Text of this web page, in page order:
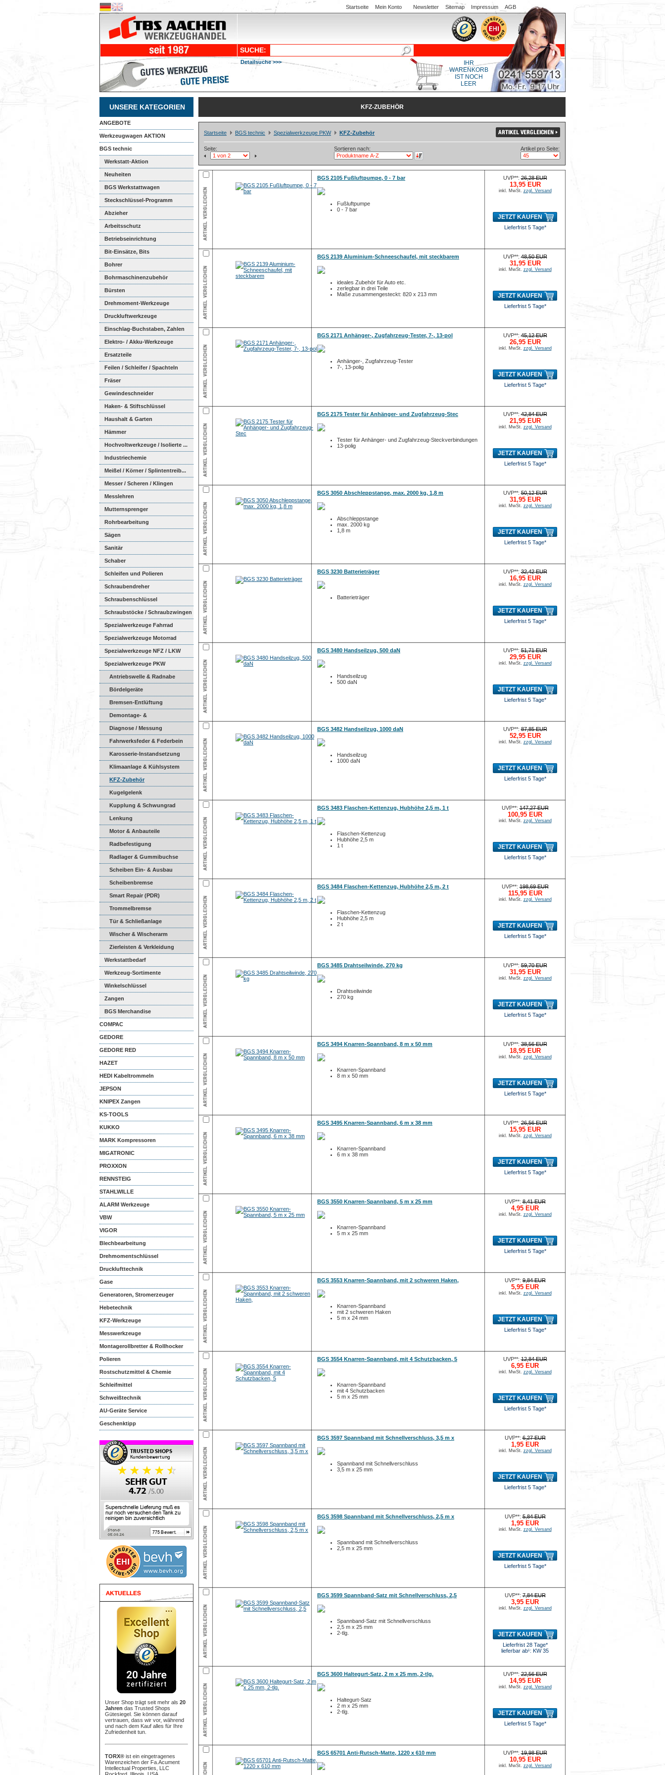
Startseite Mein Konto Newsletter Sitemap Impressum AGB
SUCHE:
Detailsuche >>>
IHR
WARENKORB
IST NOCH
LEER
UNSERE KATEGORIEN
ANGEBOTE
Werkzeugwagen AKTION
BGS technic
Werkstatt-Aktion
Neuheiten
BGS Werkstattwagen
Steckschlüssel-Programm
Abzieher
Arbeitsschutz
Betriebseinrichtung
Bit-Einsätze, Bits
Bohrer
Bohrmaschinenzubehör
Bürsten
Drehmoment-Werkzeuge
Druckluftwerkzeuge
Einschlag-Buchstaben, Zahlen
Elektro- / Akku-Werkzeuge
Ersatzteile
Feilen / Schleifer / Spachteln
Fräser
Gewindeschneider
Haken- & Stiftschlüssel
Haushalt & Garten
Hämmer
Hochvoltwerkzeuge / Isolierte ...
Industriechemie
Meißel / Körner / Splintentreib...
Messer / Scheren / Klingen
Messlehren
Mutternsprenger
Rohrbearbeitung
Sägen
Sanitär
Schaber
Schleifen und Polieren
Schraubendreher
Schraubenschlüssel
Schraubstöcke / Schraubzwingen
Spezialwerkzeuge Fahrrad
Spezialwerkzeuge Motorrad
Spezialwerkzeuge NFZ / LKW
Spezialwerkzeuge PKW
Antriebswelle & Radnabe
Bördelgeräte
Bremsen-Entlüftung
Demontage- &
Montagewerkzeuge
Diagnose / Messung
Fahrwerksfeder & Federbein
Karosserie-Instandsetzung
Klimaanlage & Kühlsystem
KFZ-Zubehör
Kugelgelenk
Kupplung & Schwungrad
Lenkung
Motor & Anbauteile
Radbefestigung
Radlager & Gummibuchse
Scheiben Ein- & Ausbau
Scheibenbremse
Smart Repair (PDR)
Trommelbremse
Tür & Schließanlage
Wischer & Wischerarm
Zierleisten & Verkleidung
Werkstattbedarf
Werkzeug-Sortimente
Winkelschlüssel
Zangen
BGS Merchandise
COMPAC
GEDORE
GEDORE RED
HAZET
HEDI Kabeltrommeln
JEPSON
KNIPEX Zangen
KS-TOOLS
KUKKO
MARK Kompressoren
MIGATRONIC
PROXXON
RENNSTEIG
STAHLWILLE
ALARM Werkzeuge
VBW
VIGOR
Blechbearbeitung
Drehmomentschlüssel
Drucklufttechnik
Gase
Generatoren, Stromerzeuger
Hebetechnik
KFZ-Werkzeuge
Messwerkzeuge
Montagerollbretter & Rollhocker
Polieren
Rostschutzmittel & Chemie
Schleifmittel
Schweißtechnik
AU-Geräte Service
Geschenktipp
Unser Shop trägt seit mehr als 20
Jahren das Trusted Shops
Gütesiegel. Sie können darauf
vertrauen, dass wir vor, während
und nach dem Kauf alles für Ihre
Zufriedenheit tun.
TORX® ist ein eingetragenes
Warenzeichen der Fa.Acument
Intellectual Properties, LLC
KFZ-ZUBEHÖR
Startseite BGS technic Spezialwerkzeuge PKW KFZ-Zubehör
Seite: Sortieren nach: Artikel pro Seite:
BGS 2105 Fußluftpumpe, 0 - 7 bar
Fußluftpumpe
0 - 7 bar
UVP**:26,28 EUR
13,95 EUR
inkl. MwSt. zzgl. Versand
JETZT KAUFEN
Lieferfrist 5 Tage*
BGS 2139 Aluminium-Schneeschaufel, mit steckbarem
ideales Zubehör für Auto etc.
zerlegbar in drei Teile
Maße zusammengesteckt: 820 x 213 mm
UVP**:48,50 EUR
31,95 EUR
inkl. MwSt. zzgl. Versand
JETZT KAUFEN
Lieferfrist 5 Tage*
BGS 2171 Anhänger-, Zugfahrzeug-Tester, 7-, 13-pol
Anhänger-, Zugfahrzeug-Tester
7-, 13-polig
UVP**:45,12 EUR
26,95 EUR
inkl. MwSt. zzgl. Versand
JETZT KAUFEN
Lieferfrist 5 Tage*
BGS 2175 Tester für Anhänger- und Zugfahrzeug-Stec
Tester für Anhänger- und Zugfahrzeug-Steckverbindungen
13-polig
UVP**:42,84 EUR
21,95 EUR
inkl. MwSt. zzgl. Versand
JETZT KAUFEN
Lieferfrist 5 Tage*
BGS 3050 Abschleppstange, max. 2000 kg, 1,8 m
Abschleppstange
max. 2000 kg
1,8 m
UVP**:50,12 EUR
31,95 EUR
inkl. MwSt. zzgl. Versand
JETZT KAUFEN
Lieferfrist 5 Tage*
BGS 3230 Batterieträger
Batterieträger
UVP**:32,42 EUR
16,95 EUR
inkl. MwSt. zzgl. Versand
JETZT KAUFEN
Lieferfrist 5 Tage*
BGS 3480 Handseilzug, 500 daN
Handseilzug
500 daN
UVP**:51,71 EUR
29,95 EUR
inkl. MwSt. zzgl. Versand
JETZT KAUFEN
Lieferfrist 5 Tage*
BGS 3482 Handseilzug, 1000 daN
Handseilzug
1000 daN
UVP**:87,85 EUR
52,95 EUR
inkl. MwSt. zzgl. Versand
JETZT KAUFEN
Lieferfrist 5 Tage*
BGS 3483 Flaschen-Kettenzug, Hubhöhe 2,5 m, 1 t
Flaschen-Kettenzug
Hubhöhe 2,5 m
1 t
UVP**:147,27 EUR
100,95 EUR
inkl. MwSt. zzgl. Versand
JETZT KAUFEN
Lieferfrist 5 Tage*
BGS 3484 Flaschen-Kettenzug, Hubhöhe 2,5 m, 2 t
Flaschen-Kettenzug
Hubhöhe 2,5 m
2 t
UVP**:198,69 EUR
115,95 EUR
inkl. MwSt. zzgl. Versand
JETZT KAUFEN
Lieferfrist 5 Tage*
BGS 3485 Drahtseilwinde, 270 kg
Drahtseilwinde
270 kg
UVP**:59,70 EUR
31,95 EUR
inkl. MwSt. zzgl. Versand
JETZT KAUFEN
Lieferfrist 5 Tage*
BGS 3494 Knarren-Spannband, 8 m x 50 mm
Knarren-Spannband
8 m x 50 mm
UVP**:38,56 EUR
18,95 EUR
inkl. MwSt. zzgl. Versand
JETZT KAUFEN
Lieferfrist 5 Tage*
BGS 3495 Knarren-Spannband, 6 m x 38 mm
Knarren-Spannband
6 m x 38 mm
UVP**:26,56 EUR
15,95 EUR
inkl. MwSt. zzgl. Versand
JETZT KAUFEN
Lieferfrist 5 Tage*
BGS 3550 Knarren-Spannband, 5 m x 25 mm
Knarren-Spannband
5 m x 25 mm
UVP**:8,41 EUR
4,95 EUR
inkl. MwSt. zzgl. Versand
JETZT KAUFEN
Lieferfrist 5 Tage*
BGS 3553 Knarren-Spannband, mit 2 schweren Haken,
Knarren-Spannband
mit 2 schweren Haken
5 m x 24 mm
UVP**:9,84 EUR
5,95 EUR
inkl. MwSt. zzgl. Versand
JETZT KAUFEN
Lieferfrist 5 Tage*
BGS 3554 Knarren-Spannband, mit 4 Schutzbacken, 5
Knarren-Spannband
mit 4 Schutzbacken
5 m x 25 mm
UVP**:12,84 EUR
6,95 EUR
inkl. MwSt. zzgl. Versand
JETZT KAUFEN
Lieferfrist 5 Tage*
BGS 3597 Spannband mit Schnellverschluss, 3,5 m x
Spannband mit Schnellverschluss
3,5 m x 25 mm
UVP**:6,27 EUR
1,95 EUR
inkl. MwSt. zzgl. Versand
JETZT KAUFEN
Lieferfrist 5 Tage*
BGS 3598 Spannband mit Schnellverschluss, 2,5 m x
Spannband mit Schnellverschluss
2,5 m x 25 mm
UVP**:5,84 EUR
1,95 EUR
inkl. MwSt. zzgl. Versand
JETZT KAUFEN
Lieferfrist 5 Tage*
BGS 3599 Spannband-Satz mit Schnellverschluss, 2,5
Spannband-Satz mit Schnellverschluss
2,5 m x 25 mm
2-tlg.
UVP**:7,84 EUR
3,95 EUR
inkl. MwSt. zzgl. Versand
JETZT KAUFEN
Lieferfrist 28 Tage*
lieferbar ab¹: KW 35
BGS 3600 Haltegurt-Satz, 2 m x 25 mm, 2-tlg.
Haltegurt-Satz
2 m x 25 mm
2-tlg.
UVP**:22,56 EUR
14,95 EUR
inkl. MwSt. zzgl. Versand
JETZT KAUFEN
Lieferfrist 5 Tage*
BGS 65701 Anti-Rutsch-Matte, 1220 x 610 mm UVP**:19,98 EUR
10,95 EUR
inkl. MwSt. zzgl. Versand